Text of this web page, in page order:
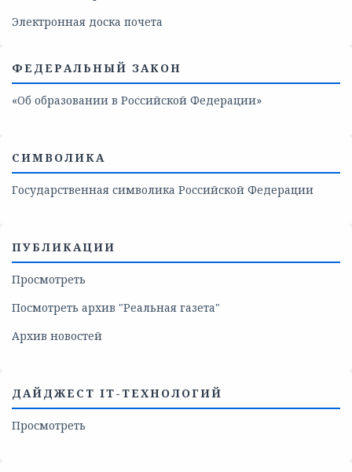
Электронная доска почета
ФЕДЕРАЛЬНЫЙ ЗАКОН
«Об образовании в Российской Федерации»
СИМВОЛИКА
Государственная символика Российской Федерации
ПУБЛИКАЦИИ
Просмотреть
Посмотреть архив "Реальная газета"
Архив новостей
ДАЙДЖЕСТ IT-ТЕХНОЛОГИЙ
Просмотреть